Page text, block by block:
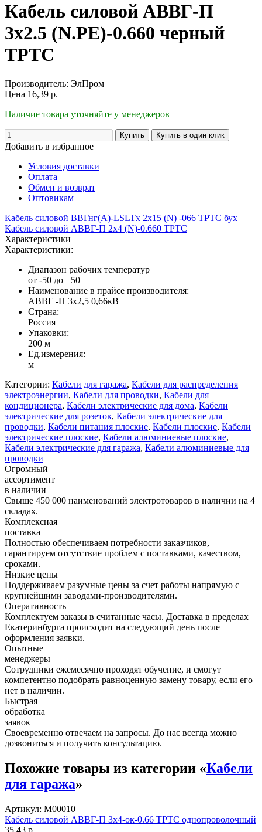
Кабель силовой АВВГ-П
3х2.5 (N.PE)-0.660 черный
ТРТС
Производитель: ЭлПром
Цена 16,39 р.
Наличие товара уточняйте у менеджеров
Добавить в избранное
Условия доставки
Оплата
Обмен и возврат
Оптовикам
Кабель силовой ВВГнг(А)-LSLTx 2х15 (N) -066 ТРТС бух
Кабель силовой АВВГ-П 2х4 (N)-0.660 ТРТС
Характеристики
Характеристики:
Диапазон рабочих температур
от -50 до +50
Наименование в прайсе производителя:
АВВГ -П 3x2,5 0,66кВ
Страна:
Россия
Упаковки:
200 м
Ед.измерения:
м
Категории: Кабели для гаража, Кабели для распределения
электроэнергии, Кабели для проводки, Кабели для
кондиционера, Кабели электрические для дома, Кабели
электрические для розеток, Кабели электрические для
проводки, Кабели питания плоские, Кабели плоские, Кабели
электрические плоские, Кабели алюминиевые плоские,
Кабели электрические для гаража, Кабели алюминиевые для
проводки
Огромный
ассортимент
в наличии
Свыше 450 000 наименований электротоваров в наличии на 4
складах.
Комплексная
поставка
Полностью обеспечиваем потребности заказчиков,
гарантируем отсутствие проблем с поставками, качеством,
сроками.
Низкие цены
Поддерживаем разумные цены за счет работы напрямую с
крупнейшими заводами-производителями.
Оперативность
Комплектуем заказы в считанные часы. Доставка в пределах
Екатеринбурга происходит на следующий день после
оформления заявки.
Опытные
менеджеры
Сотрудники ежемесячно проходят обучение, и смогут
компетентно подобрать равноценную замену товару, если его
нет в наличии.
Быстрая
обработка
заявок
Своевременно отвечаем на запросы. До нас всегда можно
дозвониться и получить консультацию.
Похожие товары из категории «Кабели
для гаража»
Артикул: М00010
Кабель силовой АВВГ-П 3х4-ок-0.66 ТРТС однопроволочный
35,43 р.